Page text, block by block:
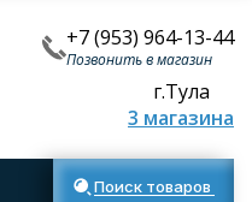
+7 (953) 964-13-44
Позвонить в магазин
г.Тула
3 магазина
Поиск товаров